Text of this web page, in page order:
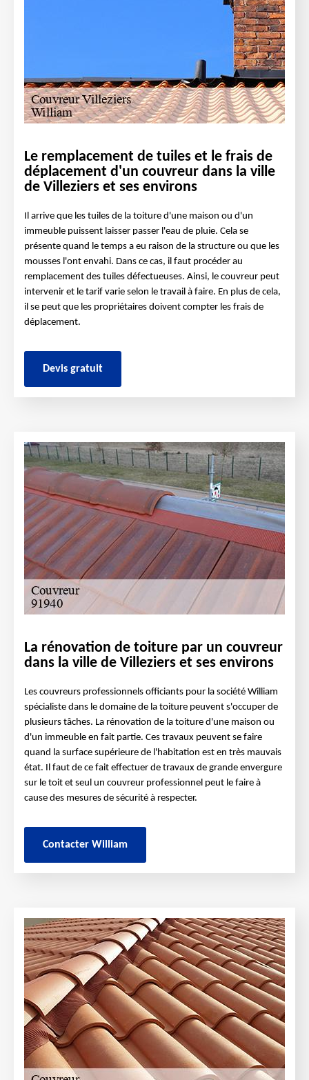
Le remplacement de tuiles et le frais de
déplacement d'un couvreur dans la ville
de Villeziers et ses environs
Il arrive que les tuiles de la toiture d'une maison ou d'un
immeuble puissent laisser passer l'eau de pluie. Cela se
présente quand le temps a eu raison de la structure ou que les
mousses l'ont envahi. Dans ce cas, il faut procéder au
remplacement des tuiles défectueuses. Ainsi, le couvreur peut
intervenir et le tarif varie selon le travail à faire. En plus de cela,
il se peut que les propriétaires doivent compter les frais de
déplacement.
Devis gratuit
La rénovation de toiture par un couvreur
dans la ville de Villeziers et ses environs
Les couvreurs professionnels officiants pour la société William
spécialiste dans le domaine de la toiture peuvent s'occuper de
plusieurs tâches. La rénovation de la toiture d'une maison ou
d'un immeuble en fait partie. Ces travaux peuvent se faire
quand la surface supérieure de l'habitation est en très mauvais
état. Il faut de ce fait effectuer de travaux de grande envergure
sur le toit et seul un couvreur professionnel peut le faire à
cause des mesures de sécurité à respecter.
Contacter William